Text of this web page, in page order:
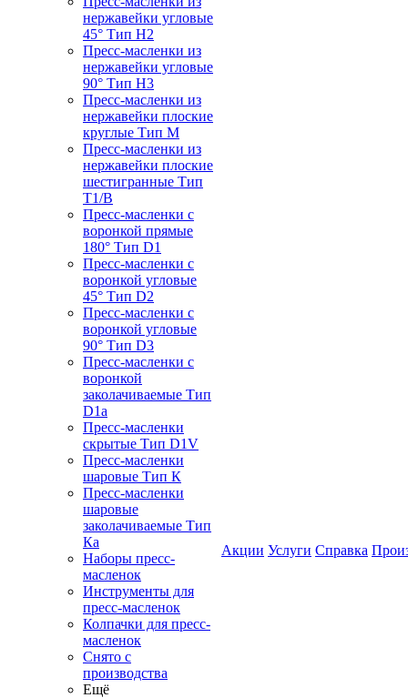
нержавейки угловые
45° Тип H2
Пресс-масленки из
нержавейки угловые
90° Тип H3
Пресс-масленки из
нержавейки плоские
круглые Тип M
Пресс-масленки из
нержавейки плоские
шестигранные Тип
T1/B
Пресс-масленки с
воронкой прямые
180° Тип D1
Пресс-масленки с
воронкой угловые
45° Тип D2
Пресс-масленки с
воронкой угловые
90° Тип D3
Пресс-масленки с
воронкой
заколачиваемые Тип
D1a
Пресс-масленки
скрытые Тип D1V
Пресс-масленки
шаровые Тип К
Пресс-масленки
шаровые
заколачиваемые Тип
Кa
Наборы пресс-
масленок
Инструменты для
пресс-масленок
Колпачки для пресс-
масленок
Снято с
производства
Ещё
Акции Услуги Справка